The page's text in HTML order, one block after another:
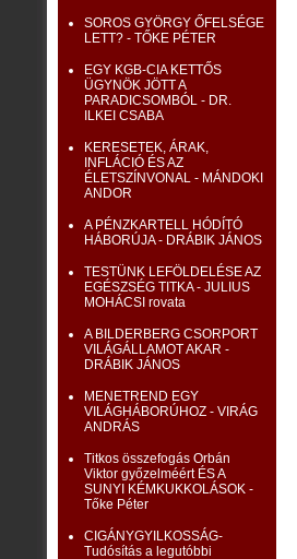
SOROS GYÖRGY ŐFELSÉGE
LETT? - TŐKE PÉTER
EGY KGB-CIA KETTŐS
ÜGYNÖK JÖTT A
PARADICSOMBÓL - DR.
ILKEI CSABA
KERESETEK, ÁRAK,
INFLÁCIÓ ÉS AZ
ÉLETSZÍNVONAL - MÁNDOKI
ANDOR
A PÉNZKARTELL HÓDÍTÓ
HÁBORÚJA - DRÁBIK JÁNOS
TESTÜNK LEFÖLDELÉSE AZ
EGÉSZSÉG TITKA - JULIUS
MOHÁCSI rovata
A BILDERBERG CSORPORT
VILÁGÁLLAMOT AKAR -
DRÁBIK JÁNOS
MENETREND EGY
VILÁGHÁBORÚHOZ - VIRÁG
ANDRÁS
Titkos összefogás Orbán
Viktor győzelméért ÉS A
SUNYI KÉMKUKKOLÁSOK -
Tőke Péter
CIGÁNYGYILKOSSÁG-
Tudósítás a legutóbbi